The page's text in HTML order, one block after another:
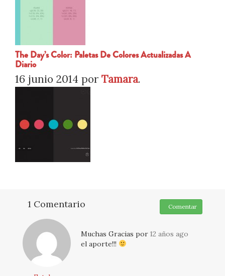
The Day’s Color: Paletas De Colores Actualizadas A
Diario
16 junio 2014 por Tamara.
1 Comentario Comentar
12 años ago
Muchas Gracias por
el aporte!!!